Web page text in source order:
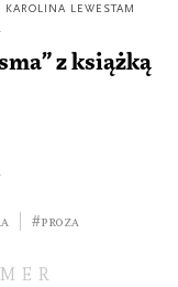
KAROLINA LEWESTAM
z książką
#Proza